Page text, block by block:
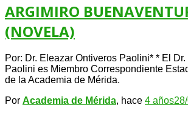
ARGIMIRO
(NOVELA)
Por: Dr. Eleazar Ontiveros Paolini* * El
Paolini es Miembro Correspondiente
de la Academia de Mérida.
Por Academia de Mérida, hace 4 años